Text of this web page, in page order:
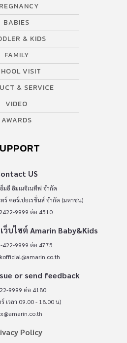
BABIES
& KIDS
FAMILY
VISIT
& SERVICE
VIDEO
AWARDS
US
มอี อิมเมจิเนทีฟ จำกัด
ร์ คอร์เปอเรชั่นส์ จำกัด (มหาชน)
9999 ต่อ 4510
บไซต์ Amarin Baby&Kids
422-9999 ต่อ 4775
or send feedback
9999 ต่อ 4180
เวลา 09.00 - 18.00 น)
Policy